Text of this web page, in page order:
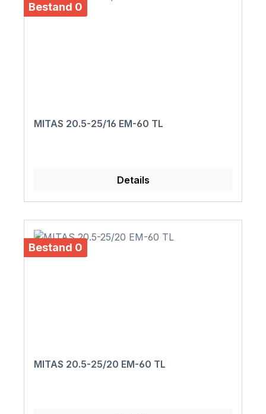
Bestand 0
MITAS 20.5-25/16 EM-60 TL
Details
Bestand 0
MITAS 20.5-25/20 EM-60 TL